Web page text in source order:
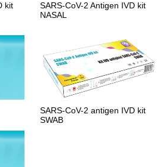
kit
SARS-CoV-2 Antigen IVD kit
NASAL
SARS-CoV-2 antigen IVD kit
SWAB